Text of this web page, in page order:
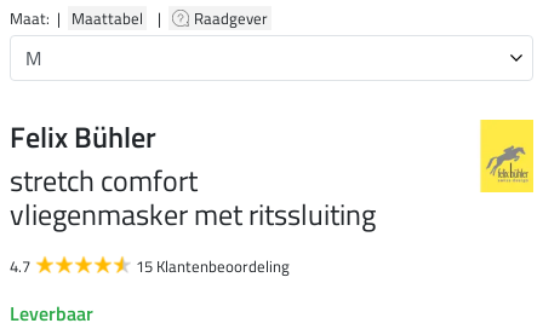
Maat: | Maattabel | Raadgever
Felix Bühler
stretch comfort
vliegenmasker met ritssluiting
4.7 15 Klantenbeoordeling
Leverbaar